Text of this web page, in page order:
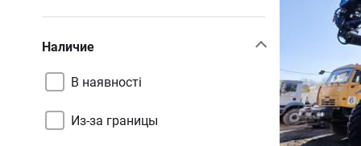
Наличие
В наявності
Из-за границы